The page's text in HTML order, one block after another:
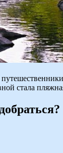
стала